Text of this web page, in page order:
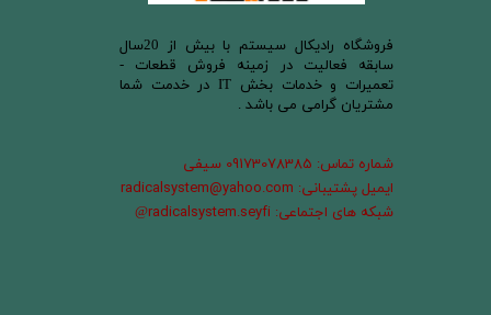
​فروشگاه رادیکال سیستم با بیش از 20سال
سابقه فعالیت در زمینه فروش قطعات -
تعمیرات و خدمات بخش IT در خدمت شما
مشتریان گرامی می باشد .
شماره تماس: 09173078385 سیفی
ایمیل پشتیبانی: radicalsystem@yahoo.com
شبکه های اجتماعی: radicalsystem.seyfi
@